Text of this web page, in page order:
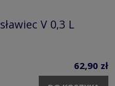
V 0,3 L
62,90 zł